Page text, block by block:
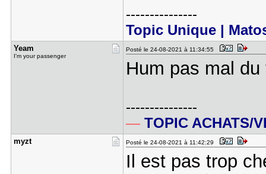
---------------
Topic Unique |
Yeam
I'm your passenger
Posté le 24-08-2021 à 11:34:55
Hum pas mal
---------------
— TOPIC ACHATS/
myzt Posté le 24-08-2021 à 11:42:29
Il est pas trop